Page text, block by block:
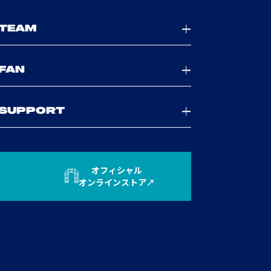
オフィシャル
オンラインストア